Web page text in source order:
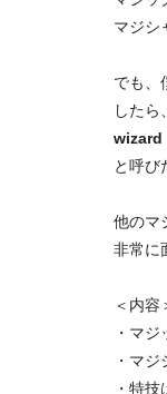
マジシ
でも、
したら
wizard
と呼び
他のマ
非常に
＜内容
・マ
・マ
・特